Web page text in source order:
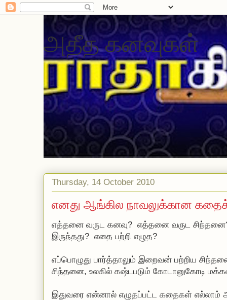
அதீத கனவுகள்
Thursday, 14 October 2010
எனது ஆங்கில நாவலுக்கான
எத்தனை வருட கனவு? எத்தனை வருட சிந்தனை?
இருந்தது? எதை பற்றி எழுத?
எப்பொழுது பார்த்தாலும் இறைவன் பற்றிய
சிந்தனை, உலகில் கஷ்டபடும் கோடானுகோடி
இதுவரை என்னால் எழுதப்பட்ட கதைகள் எல்லாம்